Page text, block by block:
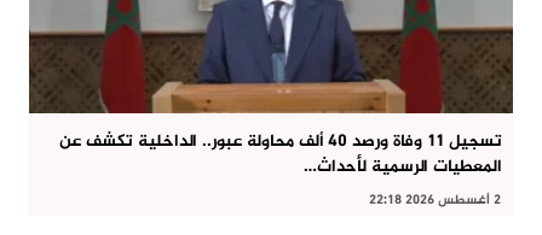
تسجيل 11 وفاة ورصد 40 ألف محاولة عبور.. الداخلية تكشف عن
المعطيات الرسمية لأحداث…
2 أغسطس 2026 22:18